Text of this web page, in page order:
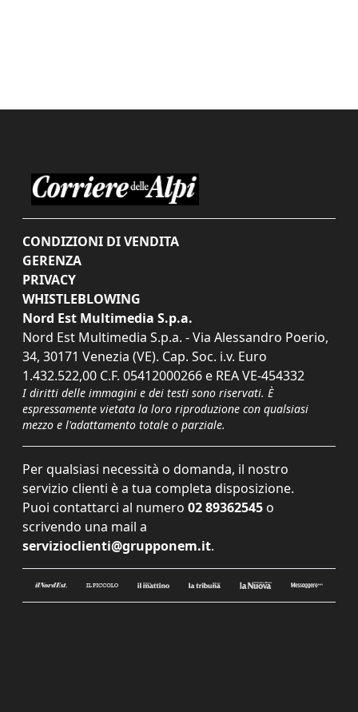
CONDIZIONI DI VENDITA
GERENZA
PRIVACY
WHISTLEBLOWING
Nord Est Multimedia S.p.a.
Nord Est Multimedia S.p.a. - Via Alessandro Poerio,
34, 30171 Venezia (VE). Cap. Soc. i.v. Euro
1.432.522,00 C.F. 05412000266 e REA VE-454332
I diritti delle immagini e dei testi sono riservati. È
espressamente vietata la loro riproduzione con qualsiasi
mezzo e l'adattamento totale o parziale.
Per qualsiasi necessità o domanda, il nostro
servizio clienti è a tua completa disposizione.
Puoi contattarci al numero 02 89362545 o
scrivendo una mail a
servizioclienti@grupponem.it.